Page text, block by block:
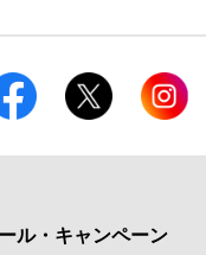
ル・キャンペーン